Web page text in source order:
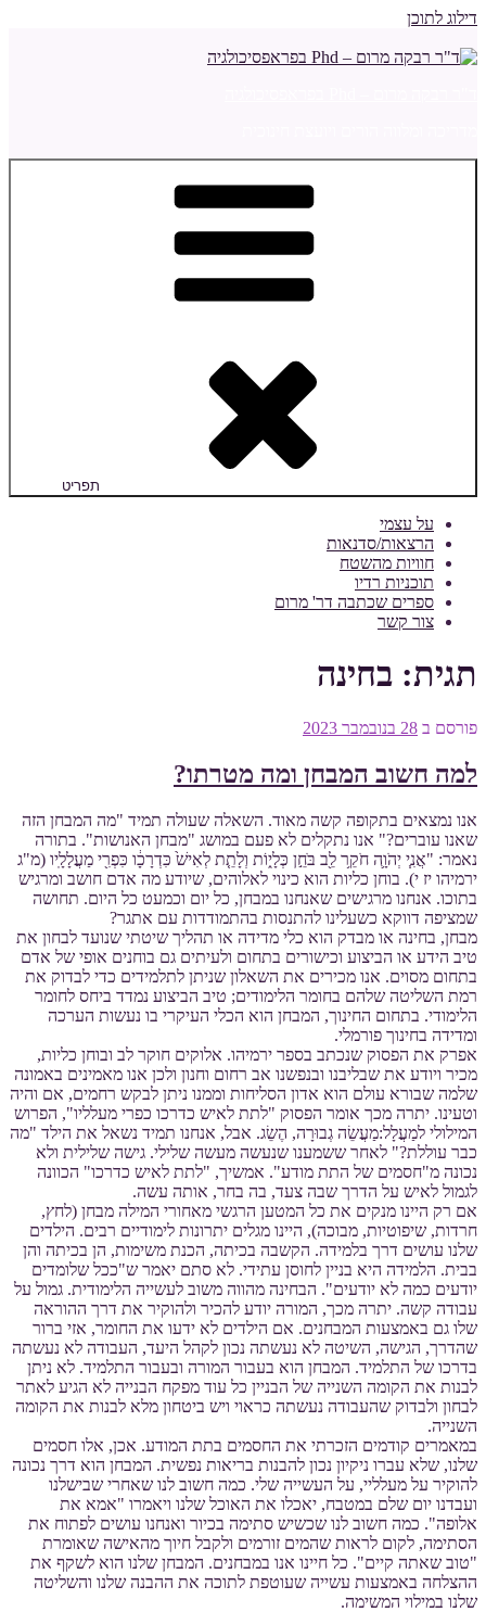
דילוג לתוכן
תפריט
על עצמי
הרצאות/סדנאות
חוויות מהשטח
תוכניות רדיו
ספרים שכתבה דר' מרום
צור קשר
תגית: בחינה
פורסם ב 28 בנובמבר 2023
למה חשוב המבחן ומה מטרתו?
אנו נמצאים בתקופה קשה מאוד. השאלה שעולה תמיד "מה המבחן הזה
שאנו עוברים?" אנו נתקלים לא פעם במושג "מבחן האנושות". בתורה
נאמר: "אֲנִ֧י יְהֹוָ֛ה חֹקֵ֥ר לֵ֖ב בֹּחֵ֣ן כְּלָי֑וֹת וְלָתֵ֤ת לְאִישׁ֙ כִּדְרָכָ֔ו כִּפְרִ֖י מַעֲלָלָֽיו (מ"ג
ירמיהו יז י). בוחן כליות הוא כינוי לאלוהים, שיודע מה אדם חושב ומרגיש
בתוכו. אנחנו מרגישים שאנחנו במבחן, כל יום וכמעט כל היום. תחושה
שמציפה דווקא כשעלינו להתנסות בהתמודדות עם אתגר?
מבחן, בחינה או מבדק הוא כלי מדידה או תהליך שיטתי שנועד לבחון את
טיב הידע או הביצוע וכישורים בתחום ולעיתים גם בוחנים אופי של אדם
בתחום מסוים. אנו מכירים את השאלון שניתן לתלמידים כדי לבדוק את
רמת השליטה שלהם בחומר הלימודים; טיב הביצוע נמדד ביחס לחומר
הלימודי. בתחום החינוך, המבחן הוא הכלי העיקרי בו נעשות הערכה
ומדידה בחינוך פורמלי.
אפרק את הפסוק שנכתב בספר ירמיהו. אלוקים חוקר לב ובוחן כליות,
מכיר ויודע את שבליבנו ובנפשנו אב רחום וחנון ולכן אנו מאמינים באמונה
שלמה שבורא עולם הוא אדון הסליחות וממנו ניתן לבקש רחמים, אם והיה
וטעינו. יתרה מכך אומר הפסוק "לתת לאיש כדרכו כפרי מעלליו", הפרוש
המילולי למַעֲלָל:מַעֲשֵׂה גְבוּרָה, הֶשֵׂג. אבל, אנחנו תמיד נשאל את הילד "מה
כבר עוללת?" לאחר ששמענו שנעשה מעשה שלילי. גישה שלילית ולא
נכונה מ"חסמים של התת מודע". אמשיך, "לתת לאיש כדרכו" הכוונה
לגמול לאיש על הדרך שבה צעד, בה בחר, אותה עשה.
אם רק היינו מנקים את כל המטען הרגשי מאחורי המילה מבחן (לחץ,
חרדות, שיפוטיות, מבוכה), היינו מגלים יתרונות לימודיים רבים. הילדים
שלנו עושים דרך בלמידה. הקשבה בכיתה, הכנת משימות, הן בכיתה והן
בבית. הלמידה היא בניין לחוסן עתידי. לא סתם יאמר ש"ככל שלומדים
יודעים כמה לא יודעים". הבחינה מהווה משוב לעשייה הלימודית. גמול על
עבודה קשה. יתרה מכך, המורה יודע להכיר ולהוקיר את דרך ההוראה
שלו גם באמצעות המבחנים. אם הילדים לא ידעו את החומר, אזי ברור
שהדרך, הגישה, השיטה לא נעשתה נכון לקהל היעד, העבודה לא נעשתה
בדרכו של התלמיד. המבחן הוא בעבור המורה ובעבור התלמיד. לא ניתן
לבנות את הקומה השנייה של הבניין כל עוד מפקח הבנייה לא הגיע לאתר
לבחון ולבדוק שהעבודה נעשתה כראוי ויש ביטחון מלא לבנות את הקומה
השנייה.
במאמרים קודמים הזכרתי את החסמים בתת המודע. אכן, אלו חסמים
שלנו, שלא עברו ניקיון נכון להבנות בריאות נפשית. המבחן הוא דרך נכונה
להוקיר על מעלליי, על העשייה שלי. כמה חשוב לנו שאחרי שבישלנו
ועבדנו יום שלם במטבח, יאכלו את האוכל שלנו ויאמרו "אמא את
אלופה". כמה חשוב לנו שכשיש סתימה בכיור ואנחנו עושים לפתוח את
הסתימה, לקום לראות שהמים זורמים ולקבל חיוך מהאישה שאומרת
"טוב שאתה קיים". כל חיינו אנו במבחנים. המבחן שלנו הוא לשקף את
ההצלחה באמצעות עשייה שעוטפת לתוכה את ההבנה שלנו והשליטה
שלנו במילוי המשימה.